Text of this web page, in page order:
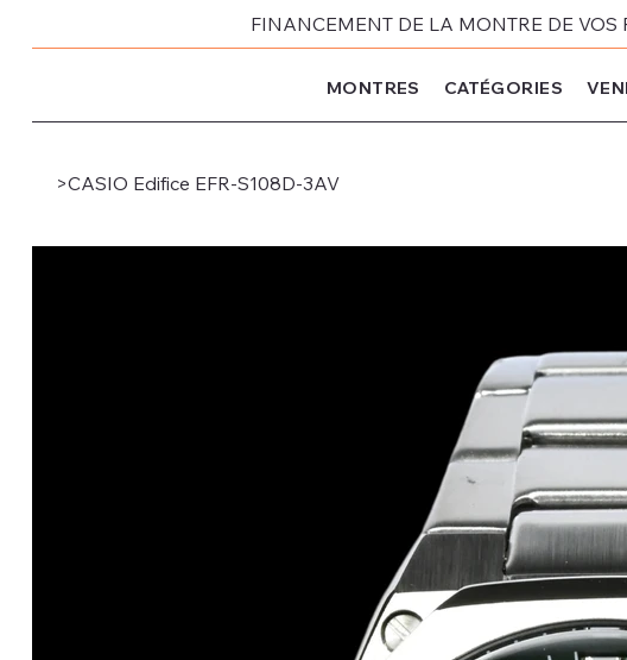
FINANCEMENT DE LA MONTRE DE VOS
MONTRES CATÉGORIES
>CASIO Edifice EFR-S108D-3AV